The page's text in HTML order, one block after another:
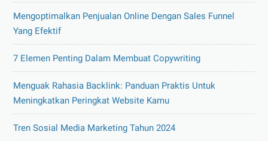
Mengoptimalkan Penjualan Online Dengan Sales Funnel
Yang Efektif
7 Elemen Penting Dalam Membuat Copywriting
Menguak Rahasia Backlink: Panduan Praktis Untuk
Meningkatkan Peringkat Website Kamu
Tren Sosial Media Marketing Tahun 2024